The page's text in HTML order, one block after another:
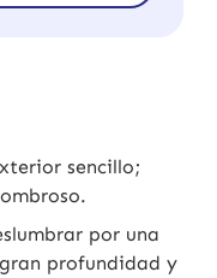
sencillo;
por una
profundidad y